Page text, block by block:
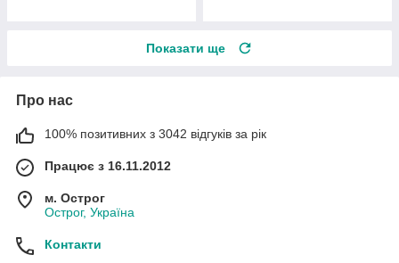
Показати ще
Про нас
100% позитивних з 3042 відгуків за рік
Працює з 16.11.2012
м. Острог
Острог, Україна
Контакти